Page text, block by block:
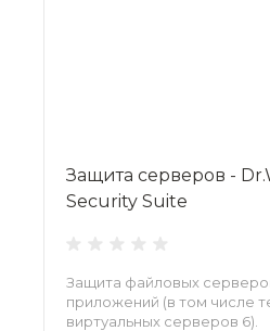
Защита серверов -
Security Suite
Защита файловых
приложений (в том числе
виртуальных серверов 6).